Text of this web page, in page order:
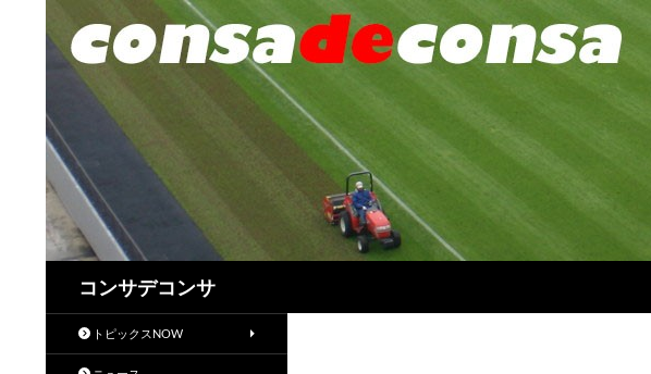
コンサデコンサ
トピックスNOW